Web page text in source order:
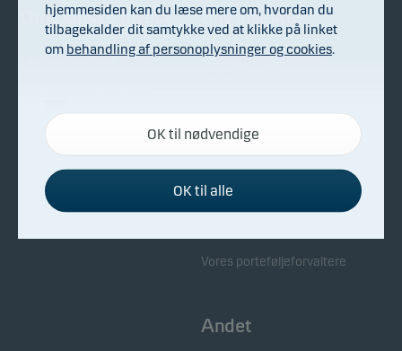
Om Danske Invest
Fakta om Danske Invest
Generalforsamling
Bekæmpelse af økonomisk
kriminalitet
Bliv investor
Få rådgivning inden du
Kontakt os
Samarbejdspartnere
Vores porteføljeforvaltere
Andet
hjemmesiden kan du læse mere om, hvordan du
tilbagekalder dit samtykke ved at klikke på linket
om behandling af personoplysninger og cookies.
Nødvendige
Disse cookies hjælper med at sikre, at vores
hjemmeside fungerer ved at aktivere
grundlæggende funktioner som for eksempel
sidenavigation og adgang til sikre områder på
hjemmesiden at huske dine valg af indstillinger.
OK til nødvendige
OK til alle